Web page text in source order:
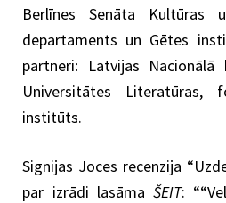
Berlīnes Senāta Kultūras
departaments un Gētes
partneri: Latvijas
Universitātes Literatūras,
institūts.
Signijas Joces recenzija
par izrādi lasāma ŠEIT: